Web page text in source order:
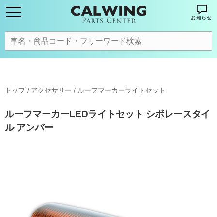
お知らせ
トップ/ アクセサリー / ルーフマーカーライトセット
ルーフマーカーLEDライトセット シボレースタイ
ル アンバー